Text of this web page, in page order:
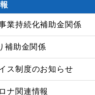
業持続化補助金関係
補助金関係
ス制度のお知らせ
ナ関連情報